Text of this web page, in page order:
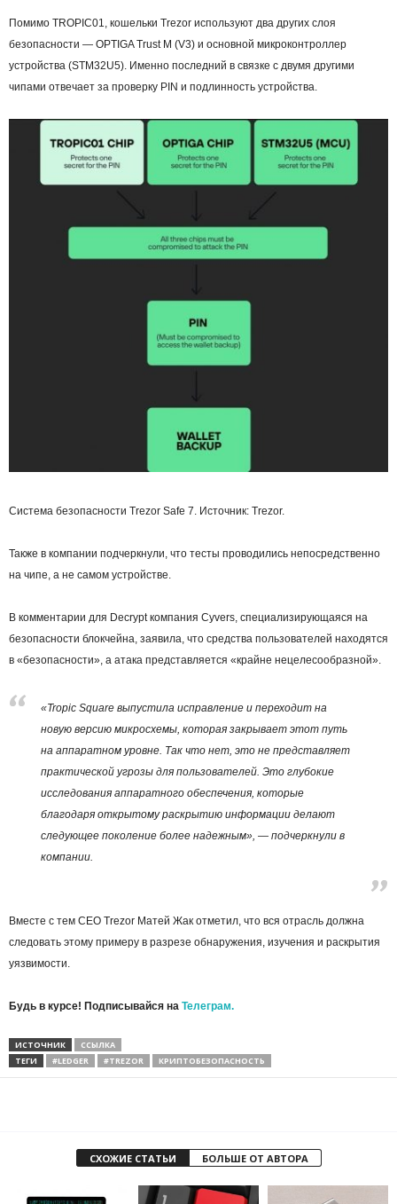
Помимо TROPIC01, кошельки Trezor используют два других слоя
безопасности — OPTIGA Trust M (V3) и основной микроконтроллер
устройства (STM32U5). Именно последний в связке с двумя другими
чипами отвечает за проверку PIN и подлинность устройства.
Система безопасности Trezor Safe 7. Источник: Trezor.
Также в компании подчеркнули, что тесты проводились непосредственно
на чипе, а не самом устройстве.
В комментарии для Decrypt компания Cyvers, специализирующаяся на
безопасности блокчейна, заявила, что средства пользователей находятся
в «безопасности», а атака представляется «крайне нецелесообразной».
«Tropic Square выпустила исправление и переходит на
новую версию микросхемы, которая закрывает этот путь
на аппаратном уровне. Так что нет, это не представляет
практической угрозы для пользователей. Это глубокие
исследования аппаратного обеспечения, которые
благодаря открытому раскрытию информации делают
следующее поколение более надежным», — подчеркнули в
компании.
Вместе с тем CEO Trezor Матей Жак отметил, что вся отрасль должна
следовать этому примеру в разрезе обнаружения, изучения и раскрытия
уязвимости.
Будь в курсе! Подписывайся на Телеграм.
ИСТОЧНИК
ССЫЛКА
ТЕГИ
#LEDGER #TREZOR КРИПТОБЕЗОПАСНОСТЬ
СХОЖИЕ СТАТЬИ БОЛЬШЕ ОТ АВТОРА